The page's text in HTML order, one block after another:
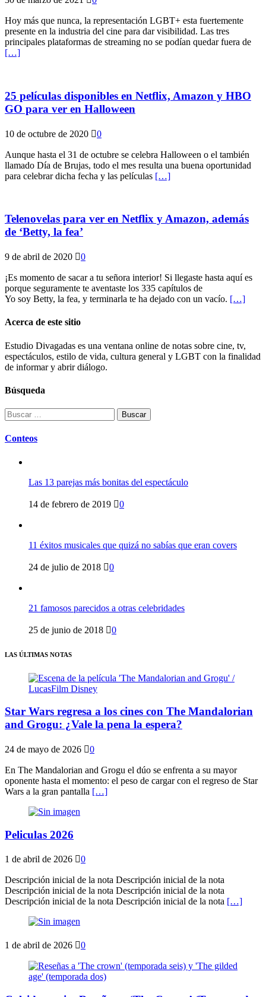
Hoy más que nunca, la representación LGBT+ esta fuertemente
presente en la industria del cine para dar visibilidad. Las tres
principales plataformas de streaming no se podían quedar fuera de
[…]
25 películas disponibles en Netflix, Amazon y HBO
GO para ver en Halloween
10 de octubre de 2020 0
Aunque hasta el 31 de octubre se celebra Halloween o el también
llamado Día de Brujas, todo el mes resulta una buena oportunidad
para celebrar dicha fecha y las películas […]
Telenovelas para ver en Netflix y Amazon, además
de ‘Betty, la fea’
9 de abril de 2020 0
¡Es momento de sacar a tu señora interior! Si llegaste hasta aquí es
porque seguramente te aventaste los 335 capítulos de
Yo soy Betty, la fea, y terminarla te ha dejado con un vacío. […]
Acerca de este sitio
Estudio Divagadas es una ventana online de notas sobre cine, tv,
espectáculos, estilo de vida, cultura general y LGBT con la finalidad
de informar y abrir diálogo.
Búsqueda
Buscar:
Conteos
Las 13 parejas más bonitas del espectáculo
14 de febrero de 2019 0
11 éxitos musicales que quizá no sabías que eran covers
24 de julio de 2018 0
21 famosos parecidos a otras celebridades
25 de junio de 2018 0
LAS ÚLTIMAS NOTAS
Star Wars regresa a los cines con The Mandalorian
and Grogu: ¿Vale la pena la espera?
24 de mayo de 2026 0
En The Mandalorian and Grogu el dúo se enfrenta a su mayor
oponente hasta el momento: el peso de cargar con el regreso de Star
Wars a la gran pantalla […]
Peliculas 2026
1 de abril de 2026 0
Descripción inicial de la nota Descripción inicial de la nota
Descripción inicial de la nota Descripción inicial de la nota
Descripción inicial de la nota Descripción inicial de la nota […]
1 de abril de 2026 0